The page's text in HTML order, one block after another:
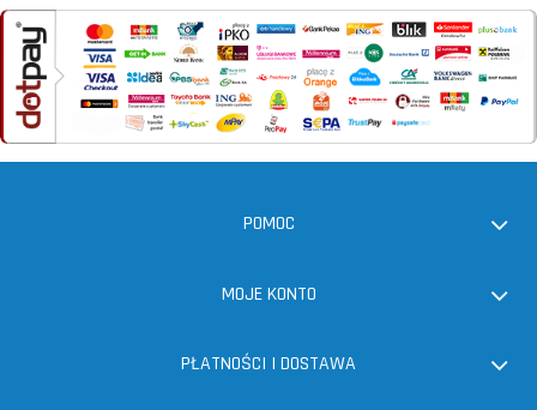
POMOC
MOJE KONTO
PŁATNOŚCI I DOSTAWA